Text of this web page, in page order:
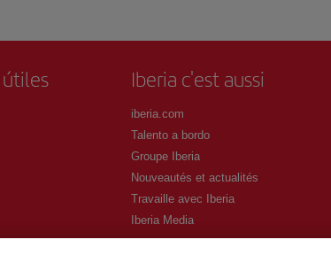
Iberia c'est aussi
iberia.com
Talento a bordo
Groupe Iberia
Nouveautés et actualités
Travaille avec Iberia
Iberia Media